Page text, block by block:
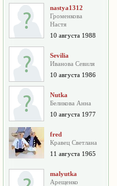
nastya1312
Громенкова
Настя
10 августа 1988
Sevilia
Иванова Севиля
10 августа 1986
Nutka
Беликова Анна
10 августа 1977
fred
Кравец Светлана
11 августа 1965
malyutka
Арещенко